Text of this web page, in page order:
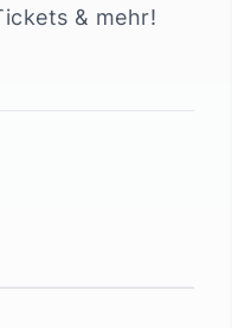
& mehr!